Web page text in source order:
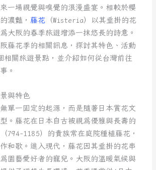
一場視覺與嗅覺的浪漫盛宴。相較於櫻
濃豔， 藤花 （Wisteria）以其垂掛的花
大阪的春季旅遊增添一抹悠長的詩意。
藤花季的相關訊息，探討其特色、活動
相關旅遊景點，並介紹如何從台灣前往
。
與特色
單一固定的起源，而是隨著日本賞花文
。藤花在日本自古被視為優雅與長壽的
794-1185）的貴族常在庭院種植藤花，
和歌。進入現代，藤花因其垂掛的花串
園藝愛好者的寵兒。大阪的溫暖氣候與